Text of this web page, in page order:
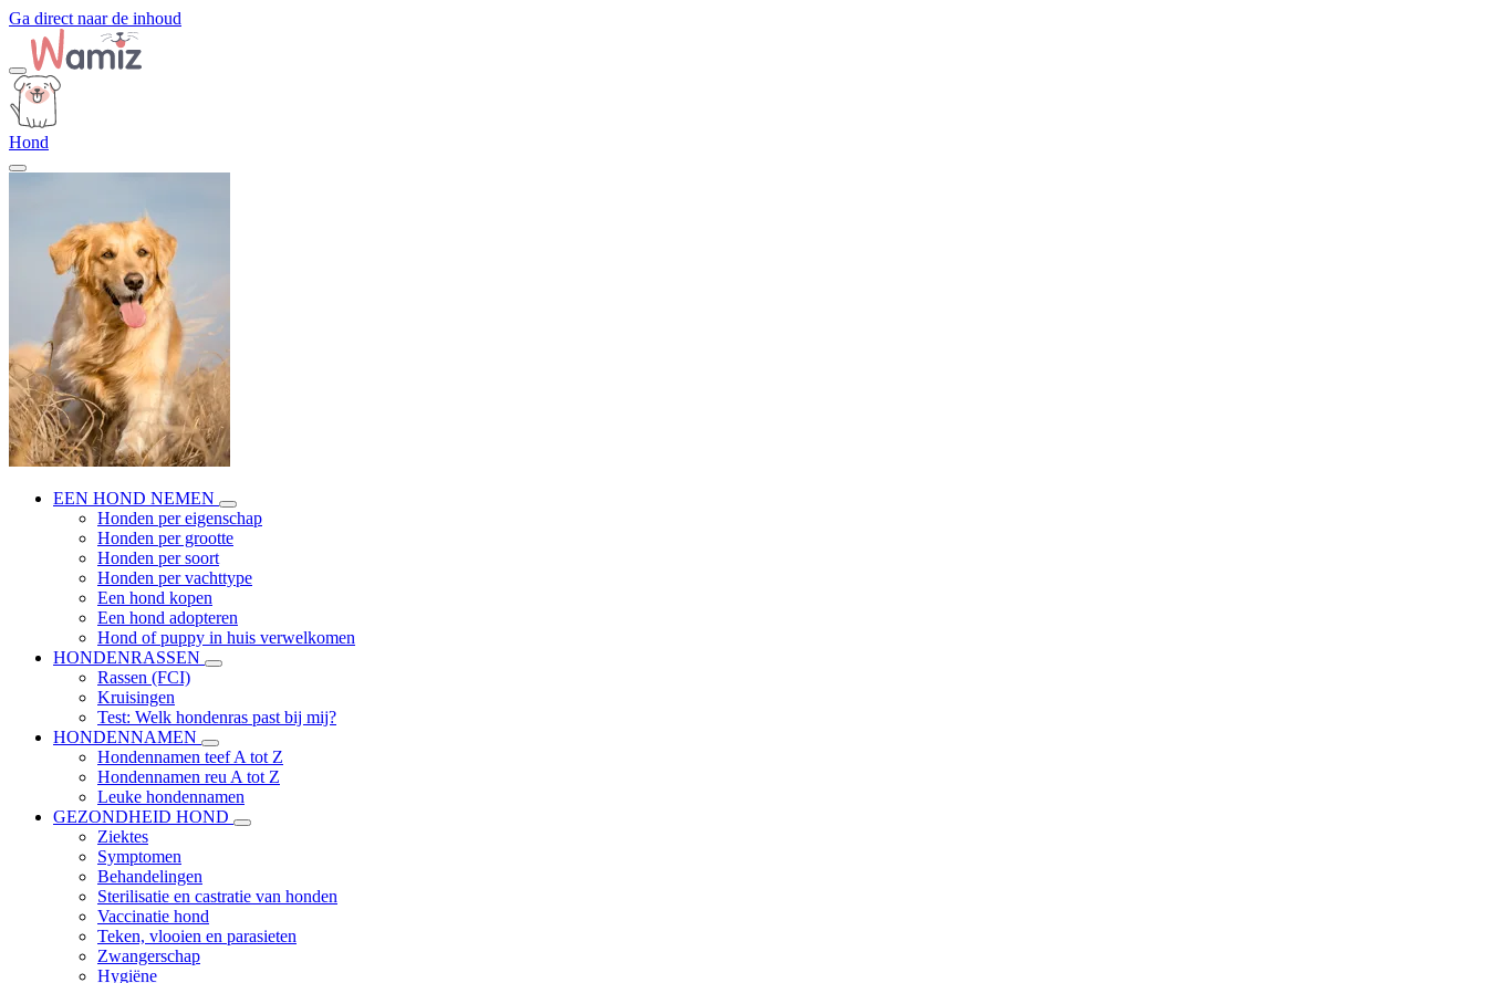
Ga direct naar de inhoud
Hond
EEN HOND NEMEN
Honden per eigenschap
Honden per grootte
Honden per soort
Honden per vachttype
Een hond kopen
Een hond adopteren
Hond of puppy in huis verwelkomen
HONDENRASSEN
Rassen (FCI)
Kruisingen
Test: Welk hondenras past bij mij?
HONDENNAMEN
Hondennamen teef A tot Z
Hondennamen reu A tot Z
Leuke hondennamen
GEZONDHEID HOND
Ziektes
Symptomen
Behandelingen
Sterilisatie en castratie van honden
Vaccinatie hond
Teken, vlooien en parasieten
Zwangerschap
Hygiëne